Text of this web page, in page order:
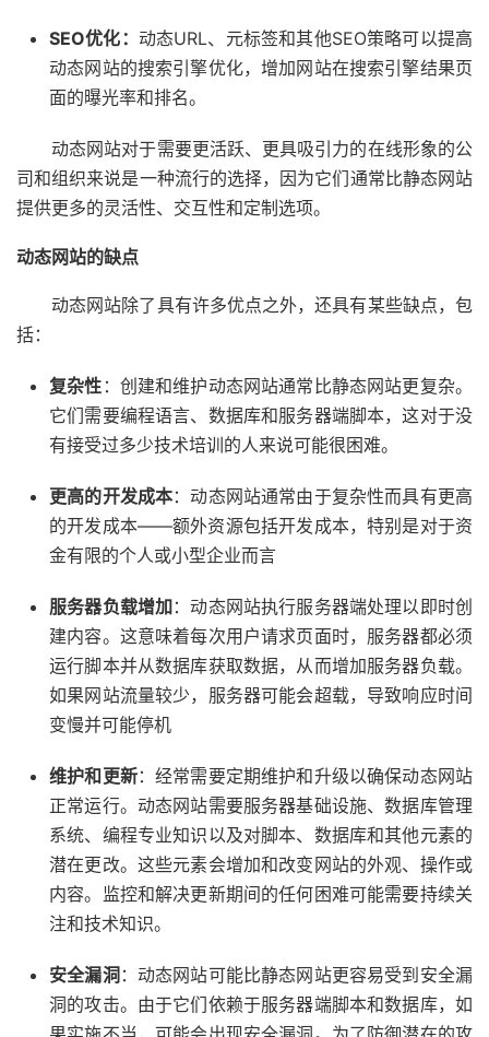
SEO优化： 动态URL、元标签和其他SEO策略可以提高
动态网站的搜索引擎优化，增加网站在搜索引擎结果页
面的曝光率和排名。
动态网站对于需要更活跃、更具吸引力的在线形象的公
司和组织来说是一种流行的选择，因为它们通常比静态网站
提供更多的灵活性、交互性和定制选项。
动态网站的缺点
动态网站除了具有许多优点之外，还具有某些缺点，包
括：
复杂性 ：创建和维护动态网站通常比静态网站更复杂。
它们需要编程语言、数据库和服务器端脚本，这对于没
有接受过多少技术培训的人来说可能很困难。
更高的开发成本：动态网站通常由于复杂性而具有更高
的开发成本——额外资源包括开发成本，特别是对于资
金有限的个人或小型企业而言
服务器负载增加：动态网站执行服务器端处理以即时创
建内容。这意味着每次用户请求页面时，服务器都必须
运行脚本并从数据库获取数据，从而增加服务器负载。
如果网站流量较少，服务器可能会超载，导致响应时间
变慢并可能停机
维护和更新：经常需要定期维护和升级以确保动态网站
正常运行。动态网站需要服务器基础设施、数据库管理
系统、编程专业知识以及对脚本、数据库和其他元素的
潜在更改。这些元素会增加和改变网站的外观、操作或
内容。监控和解决更新期间的任何困难可能需要持续关
注和技术知识。
安全漏洞：动态网站可能比静态网站更容易受到安全漏
洞的攻击。由于它们依赖于服务器端脚本和数据库，如